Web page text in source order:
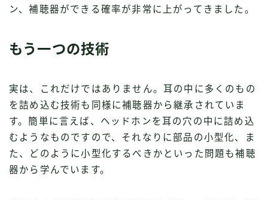
ン、補聴器ができる確率が非常に上がってきました。
もう一つの技術
実は、これだけではありません。耳の中に多くのもの
を詰め込む技術も同様に補聴器から継承されていま
す。簡単に言えば、ヘッドホンを耳の穴の中に詰め込
むようなものですので、それなりに部品の小型化、ま
た、どのように小型化するべきかといった問題も補聴
器から学んでいます。